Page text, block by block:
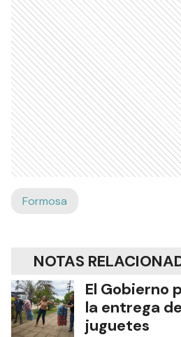
Formosa
NOTAS
El Gobierno
la entrega
juguetes